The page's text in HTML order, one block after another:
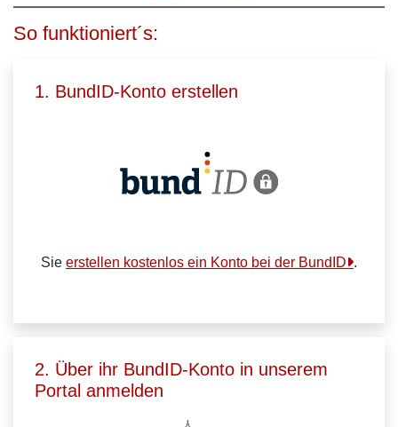
So funktioniert´s:
1. BundID-Konto erstellen
Sie erstellen kostenlos ein Konto bei der BundID .
2. Über ihr BundID-Konto in unserem
Portal anmelden